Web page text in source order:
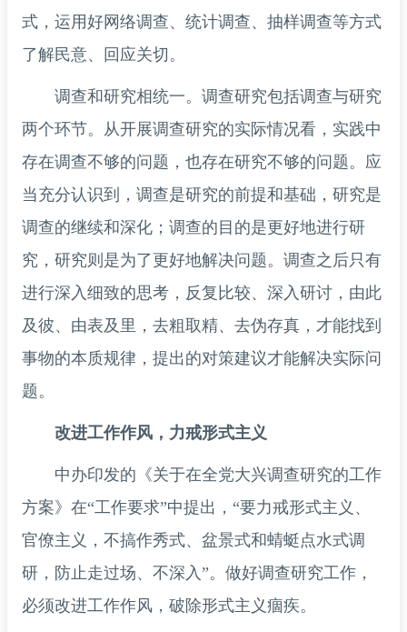
式，运用好网络调查、统计调查、抽样调查等方式
了解民意、回应关切。
调查和研究相统一。调查研究包括调查与研究
两个环节。从开展调查研究的实际情况看，实践中
存在调查不够的问题，也存在研究不够的问题。应
当充分认识到，调查是研究的前提和基础，研究是
调查的继续和深化；调查的目的是更好地进行研
究，研究则是为了更好地解决问题。调查之后只有
进行深入细致的思考，反复比较、深入研讨，由此
及彼、由表及里，去粗取精、去伪存真，才能找到
事物的本质规律，提出的对策建议才能解决实际问
题。
改进工作作风，力戒形式主义
中办印发的《关于在全党大兴调查研究的工作
方案》在“工作要求”中提出，“要力戒形式主义、
官僚主义，不搞作秀式、盆景式和蜻蜓点水式调
研，防止走过场、不深入”。做好调查研究工作，
必须改进工作作风，破除形式主义痼疾。